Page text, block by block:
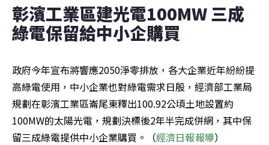
彰濱工業區建光電100MW 三成
綠電保留給中小企購買
政府今年宣布將響應2050淨零排放，各大企業近年紛紛提
高綠電使用，中小企業也對綠電需求日殷，經濟部工業局
規劃在彰濱工業區崙尾東釋出100.92公頃土地設置約
100MW的太陽光電，規劃決標後2年半完成併網，其中保
留三成綠電提供中小企業購買。（經濟日報報導）